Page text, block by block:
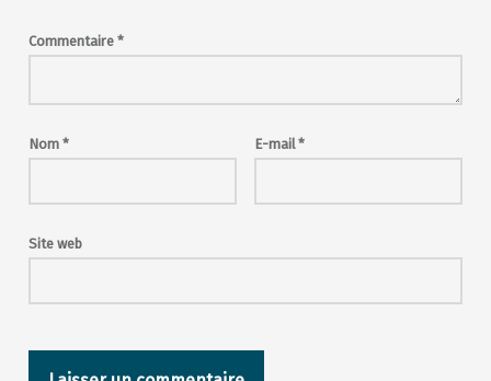
Commentaire *
Nom * E-mail*
Site web